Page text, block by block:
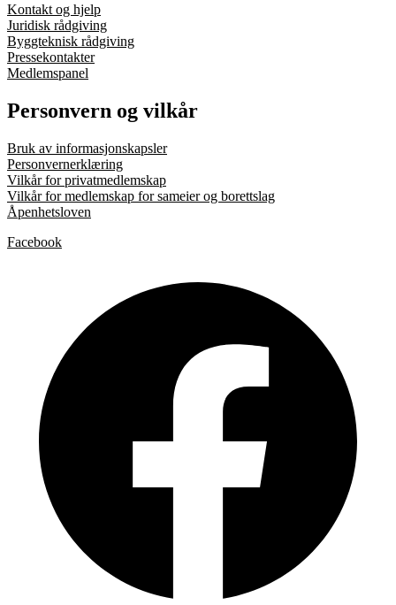
Kontakt og hjelp
Juridisk rådgiving
Byggteknisk rådgiving
Pressekontakter
Medlemspanel
Personvern og vilkår
Bruk av informasjonskapsler
Personvernerklæring
Vilkår for privatmedlemskap
Vilkår for medlemskap for sameier og borettslag
Åpenhetsloven
Facebook